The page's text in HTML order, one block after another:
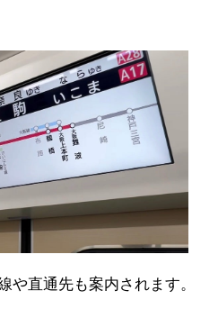
や直通先も案内されます。